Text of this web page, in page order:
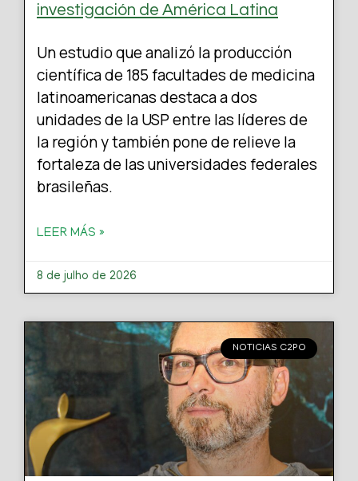
investigación de América Latina
Un estudio que analizó la producción
científica de 185 facultades de medicina
latinoamericanas destaca a dos
unidades de la USP entre las líderes de
la región y también pone de relieve la
fortaleza de las universidades federales
brasileñas.
LEER MÁS »
8 de julho de 2026
NOTICIAS C2PO